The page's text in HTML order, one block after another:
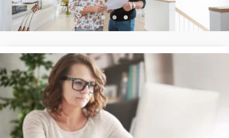
Selvbetjening
Patientportalen er din selvbetjeningsportal.
Når du er logget på Patientportalen kan du forny din recept,
skrive til lægen eller bestille en tid.